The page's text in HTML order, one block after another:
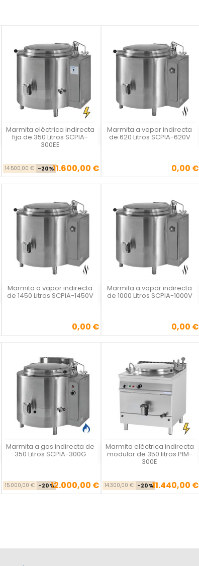
Marmita eléctrica indirecta
fija de 350 Litros SCPIA-
300EE
Precio base
14.500,00 € -20% Precio
11.600,00 €

Vista rápida Marmita a vapor indirecta
de 620 Litros SCPIA-620V
Precio0,00 €

Vista rápida
Marmita a vapor indirecta
de 1450 Litros SCPIA-1450V
Precio0,00 €

Vista rápida Marmita a vapor indirecta
de 1000 Litros SCPIA-1000V
Precio0,00 €

Vista rápida
Marmita a gas indirecta de
350 Litros SCPIA-300G
Precio base
15.000,00 € -20% Precio
12.000,00 €

Vista rápida Marmita eléctrica indirecta
modular de 350 litros PIM-
300E
Precio base
14.300,00 € -20% Precio
11.440,00 €

Vista rápida